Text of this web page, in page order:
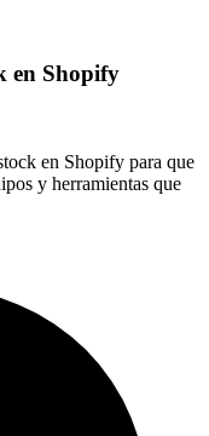
en Shopify
en Shopify para que
y herramientas que